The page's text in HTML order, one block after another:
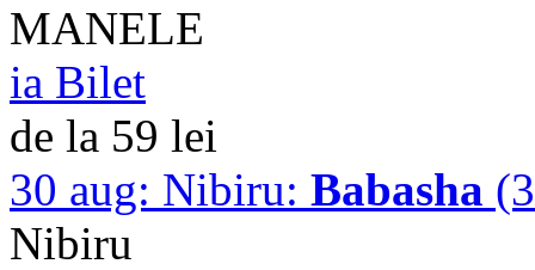
MANELE
ia Bilet
de la 59 lei
30 aug: Nibiru: Babasha
Nibiru